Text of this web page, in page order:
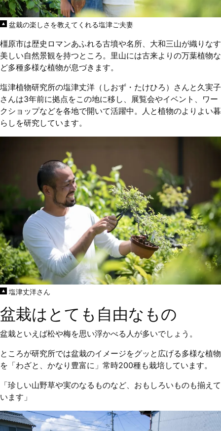
盆栽の楽しさを教えてくれる塩津ご夫妻
橿原市は歴史ロマンあふれる古墳や名所、大和三山が織りなす
美しい自然景観を持つところ。里山には古来よりの万葉植物な
ど多種多様な植物が息づきます。
塩津植物研究所の塩津丈洋（しおず・たけひろ）さんと久実子
さんは3年前に拠点をこの地に移し、展覧会やイベント、ワー
クショップなどを各地で開いて活躍中。人と植物のよりよい暮
らしを研究しています。
塩津丈洋さん
盆栽はとても自由なもの
盆栽といえば松や梅を思い浮かべる人が多いでしょう。
ところが研究所では盆栽のイメージをグッと広げる多様な植物
を「わざと、かなり豊富に」常時200種も栽培しています。
「珍しい山野草や実のなるものなど、おもしろいものも揃えて
います」